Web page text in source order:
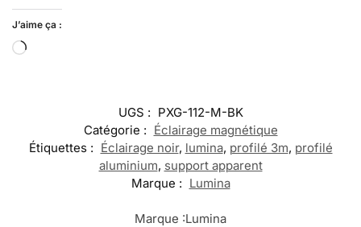
J’aime ça :
UGS : PXG-112-M-BK
Catégorie : Éclairage magnétique
Étiquettes : Éclairage noir, lumina, profilé 3m, profilé
aluminium, support apparent
Marque : Lumina
Marque :Lumina